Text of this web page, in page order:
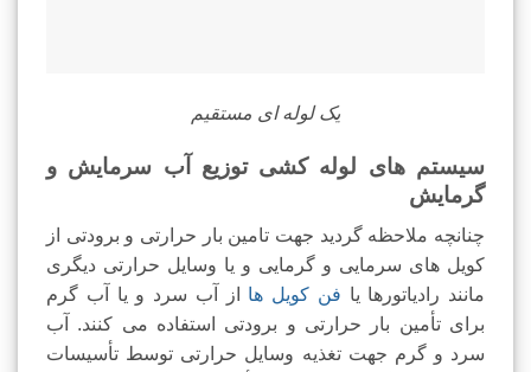
یک لوله ای مستقیم
سیستم های لوله کشی توزیع آب سرمایش و
گرمایش
چنانچه ملاحظه گردید جهت تامین بار حرارتی و برودتی از
کویل های سرمایی و گرمایی و یا وسایل حرارتی دیگری
مانند رادیاتورها یا فن کویل ها از آب سرد و یا آب گرم
برای تأمین بار حرارتی و برودتی استفاده می کنند. آب
سرد و گرم جهت تغذیه وسایل حرارتی توسط تأسیسات